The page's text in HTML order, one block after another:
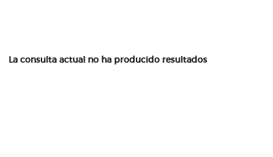
La consulta actual no ha producido resultados